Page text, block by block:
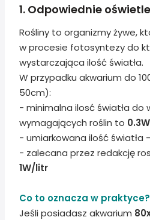
1. Odpowiednie
Rośliny to organizmy żywe,
w procesie fotosyntezy do
wystarczająca ilość światła.
W przypadku akwarium do
50cm):
- minimalna ilosć światła do
wymagających roślin to
- umiarkowana ilość światła -
- zalecana przez redakcję
1W/litr
Co to oznacza w praktyce?
Jeśli posiadasz akwarium